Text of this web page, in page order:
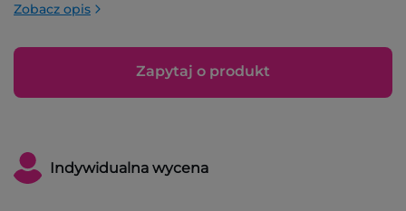
Zobacz opis
Zapytaj o produkt
Indywidualna wycena